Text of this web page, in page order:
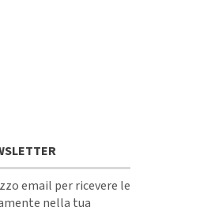
email per ricevere le
nella tua